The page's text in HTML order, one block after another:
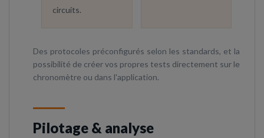
circuits.
Des protocoles préconfigurés selon les standards, et la
possibilité de créer vos propres tests directement sur le
chronomètre ou dans l'application.
Pilotage & analyse